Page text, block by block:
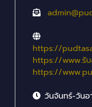
https://
https://www.รั
https://
วันจันทร์-วัน